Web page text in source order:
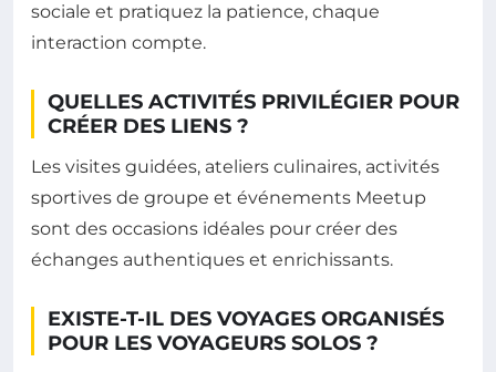
sociale et pratiquez la patience, chaque
interaction compte.
QUELLES ACTIVITÉS PRIVILÉGIER POUR
CRÉER DES LIENS ?
Les visites guidées, ateliers culinaires, activités
sportives de groupe et événements Meetup
sont des occasions idéales pour créer des
échanges authentiques et enrichissants.
EXISTE-T-IL DES VOYAGES ORGANISÉS
POUR LES VOYAGEURS SOLOS ?